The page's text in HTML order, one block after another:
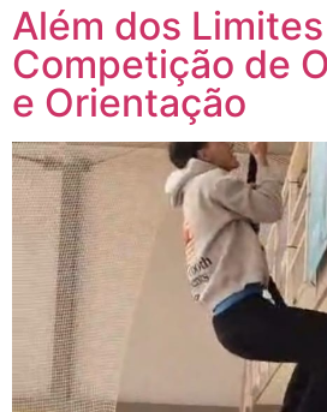
Além dos
Competição de
e Orientação